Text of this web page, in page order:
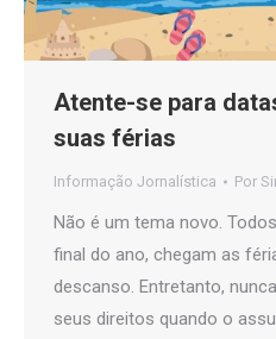
Atente-se para
suas férias
Informação Jornalística Por
Não é um tema novo.
final do ano, chegam as
descanso. Entretanto,
seus direitos quando o